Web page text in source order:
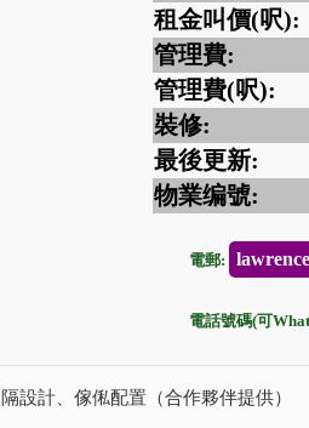
租金叫價(呎):
管理費:
管理費(呎):
裝修:
最後更新:
物業编號:
電郵:
電話號碼(可
設計、傢俬配置（合作夥伴提供）